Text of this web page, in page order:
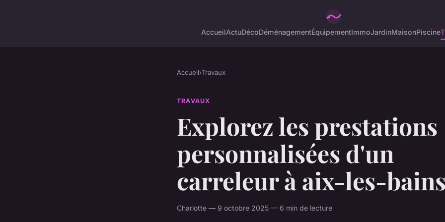
AccueilActuDécoDéménagementÉquipementImmoJardinMaisonPiscine
Accueil›Travaux
TRAVAUX
Explorez les prestations
personnalisées d'un
carreleur à aix-les-bains
Charlotte — 9 octobre 2025 — 6 min de lecture